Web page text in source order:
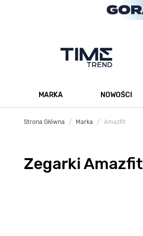
MARKA
NOWOŚCI
Strona Główna / Marka / Amazfit
Zegarki Amazfit